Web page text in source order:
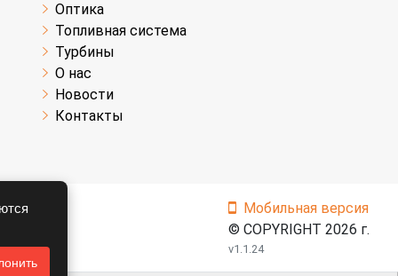
Оптика
Топливная система
Турбины
О нас
Новости
Контакты
Мобильная версия
© COPYRIGHT 2026 г.
v1.1.24